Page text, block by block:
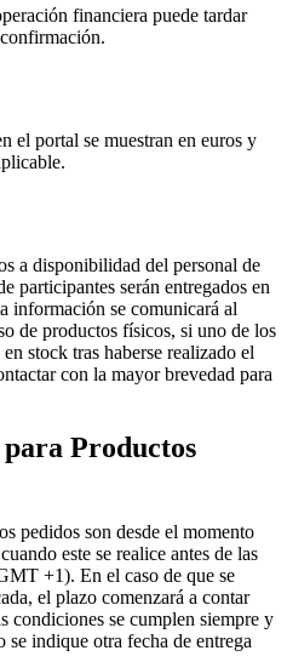
financiera puede tardar
el portal se muestran en euros y
a disponibilidad del personal de
participantes serán entregados en
información se comunicará al
de productos físicos, si uno de los
stock tras haberse realizado el
con la mayor brevedad para
Productos
pedidos son desde el momento
este se realice antes de las
+1). En el caso de que se
el plazo comenzará a contar
condiciones se cumplen siempre y
indique otra fecha de entrega